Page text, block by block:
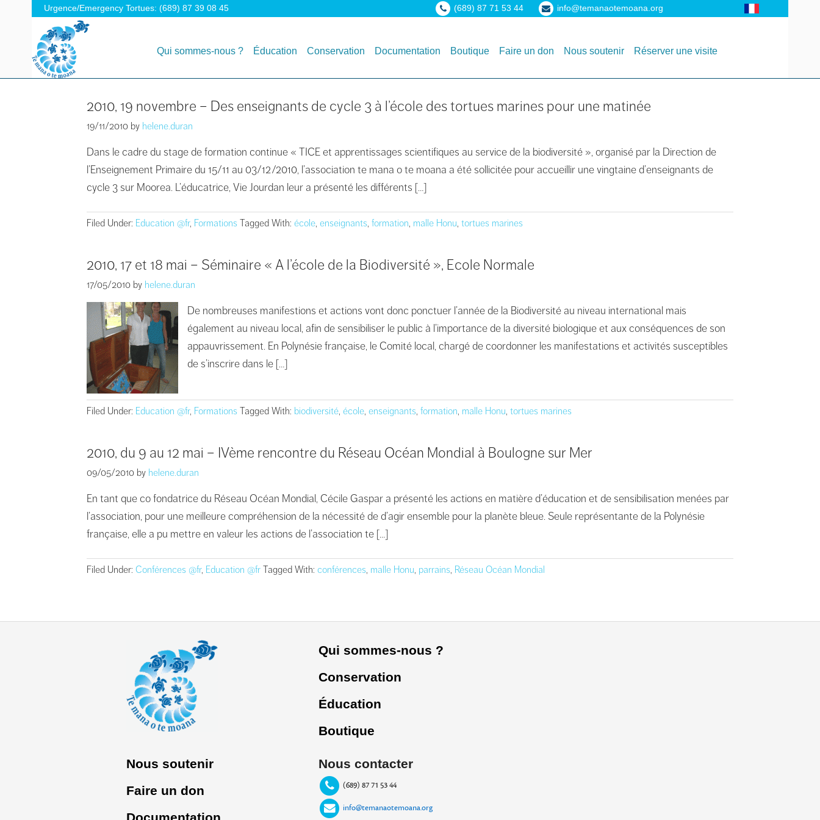
Urgence/Emergency Tortues: (689) 87 39 08 45 (689) 87 71 53 44 info@temanaotemoana.org
Qui sommes-nous ? Éducation Conservation Documentation Boutique Faire un don Nous soutenir Réserver une visite
2010, 19 novembre – Des enseignants de cycle 3 à l’école des tortues marines pour une matinée
19/11/2010 by helene.duran
Dans le cadre du stage de formation continue « TICE et apprentissages scientifiques au service de la biodiversité », organisé par la Direction de
l’Enseignement Primaire du 15/11 au 03/12/2010, l’association te mana o te moana a été sollicitée pour accueillir une vingtaine d’enseignants de
cycle 3 sur Moorea. L’éducatrice, Vie Jourdan leur a présenté les différents […]
Filed Under: Education @fr, Formations Tagged With: école, enseignants, formation, malle Honu, tortues marines
2010, 17 et 18 mai – Séminaire « A l’école de la Biodiversité », Ecole Normale
17/05/2010 by helene.duran
De nombreuses manifestions et actions vont donc ponctuer l’année de la Biodiversité au niveau international mais
également au niveau local, afin de sensibiliser le public à l’importance de la diversité biologique et aux conséquences de son
appauvrissement. En Polynésie française, le Comité local, chargé de coordonner les manifestations et activités susceptibles
de s’inscrire dans le […]
Filed Under: Education @fr, Formations Tagged With: biodiversité, école, enseignants, formation, malle Honu, tortues marines
2010, du 9 au 12 mai – IVème rencontre du Réseau Océan Mondial à Boulogne sur Mer
09/05/2010 by helene.duran
En tant que co fondatrice du Réseau Océan Mondial, Cécile Gaspar a présenté les actions en matière d’éducation et de sensibilisation menées par
l’association, pour une meilleure compréhension de la nécessité de d’agir ensemble pour la planète bleue. Seule représentante de la Polynésie
française, elle a pu mettre en valeur les actions de l’association te […]
Filed Under: Conférences @fr, Education @fr Tagged With: conférences, malle Honu, parrains, Réseau Océan Mondial
Qui sommes-nous ?
Conservation
Éducation
Boutique
Nous soutenir
Faire un don
Nous contacter
(689) 87 71 53 44
info@temanaotemoana.org